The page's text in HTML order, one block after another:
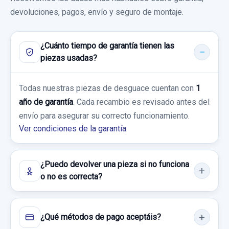
ELEVALUNAS DELANTERO DERECHO 25937972
ELEVALUNAS DELANTERO DERECHO
Ref:
70,00 €
Sin IVA, gastos de envío no incluidos.
Garantía 1 año
11,56 €
Sin IVA, gastos de envío no incluidos.
Consultar por whatsapp
DISCO FRENO TRASERO
DISCO FRENO TRASERO usado.
CHEVROLET CAPTIVA 2.0 VCDI LT
Garantía 1 año
Ref: 533611
40,00 €
Sin IVA, gastos de envío no incluidos.
devoluciones, pagos, envío y seguro de montaje.
¿Cuánto tiempo de garantía tienen las
piezas usadas?
Todas nuestras piezas de desguace cuentan con 1
año de garantía . Cada recambio es revisado antes del
envío para asegurar su correcto funcionamiento.
Ver condiciones de la garantía
¿Puedo devolver una pieza si no funciona
o no es correcta?
¿Qué métodos de pago aceptáis?